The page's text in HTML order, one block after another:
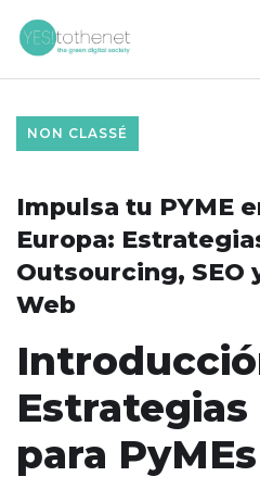
NON CLASSÉ
Impulsa tu PYME
Europa:
Outsourcing, SEO
Web
para PyMEs